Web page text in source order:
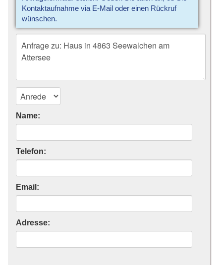
Kontaktaufnahme via E-Mail oder einen Rückruf
wünschen.
Name:
Telefon:
Email:
Adresse: